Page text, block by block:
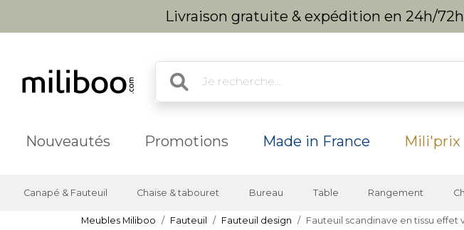
Livraison gratuite & expédition en 24h/
Nouveautés Promotions Made in France Mili'prix
Canapé & Fauteuil Chaise & tabouret Bureau Table Rangement
Meubles Miliboo Fauteuil Fauteuil design Fauteuil scandinave en tissu effet